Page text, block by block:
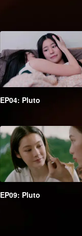
EP04: Pluto
EP09: Pluto